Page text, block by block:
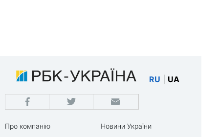
RU UA
Про компанію
Новини України